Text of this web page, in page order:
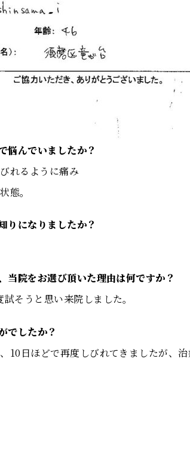
悩んでいましたか？
れるように痛み
態。
りになりましたか？
当院をお選び頂いた理由は何ですか？
そうと思い来院しました。
でしたか？
10日ほどで再度しびれてきましたが、